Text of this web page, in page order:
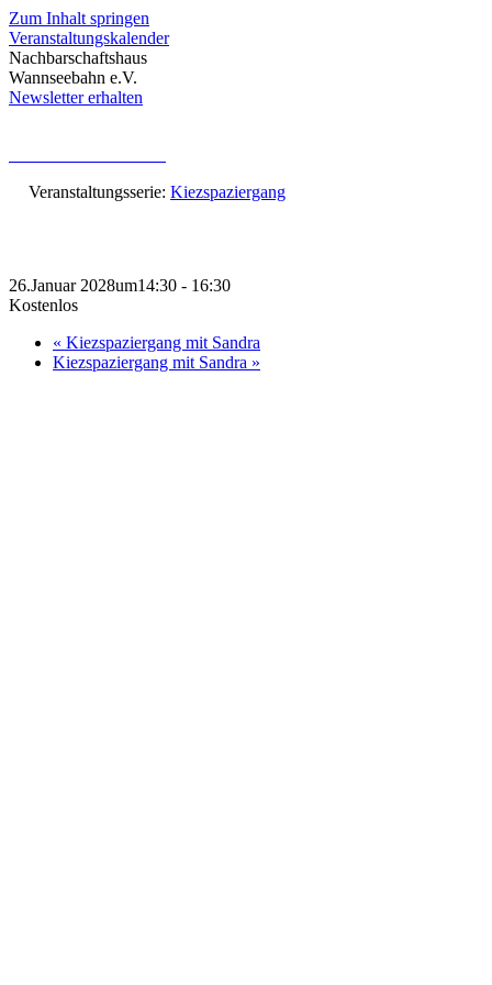
Zum Inhalt springen
Veranstaltungskalender
Nachbarschaftshaus
Wannseebahn e.V.
Newsletter erhalten
Veranstaltungsserie: Kiezspaziergang
26.Januar 2028um14:30 - 16:30
Kostenlos
« Kiezspaziergang mit Sandra
Kiezspaziergang mit Sandra »